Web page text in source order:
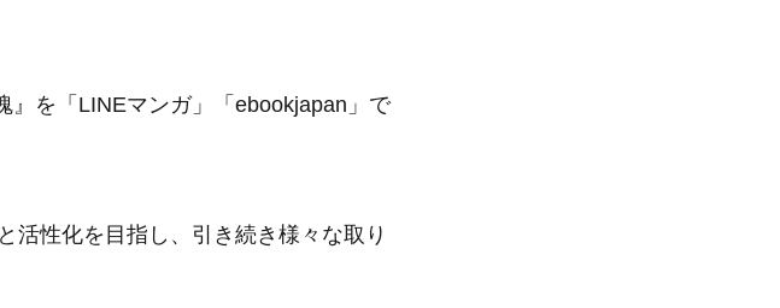
』を「LINEマンガ」「ebookjapan」で
活性化を目指し、引き続き様々な取り